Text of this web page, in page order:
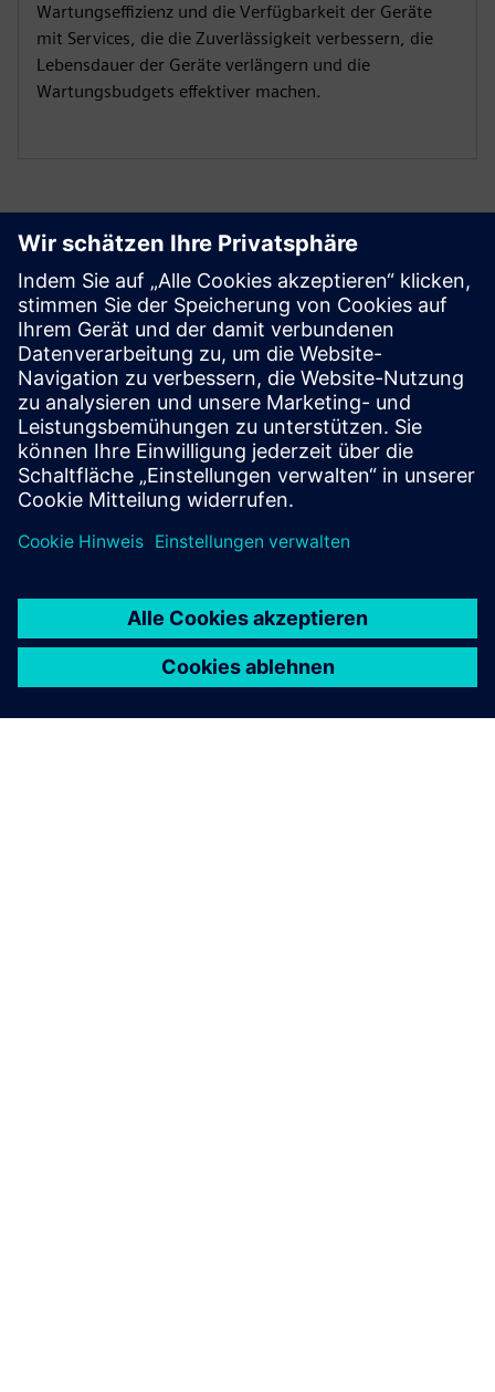
Wartungseffizienz und die Verfügbarkeit der Geräte
mit Services, die die Zuverlässigkeit verbessern, die
Lebensdauer der Geräte verlängern und die
Wartungsbudgets effektiver machen.
Erste Schritte
Contact us